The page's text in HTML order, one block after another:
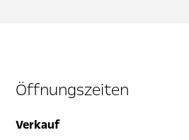
Öffnungszeiten
Verkauf